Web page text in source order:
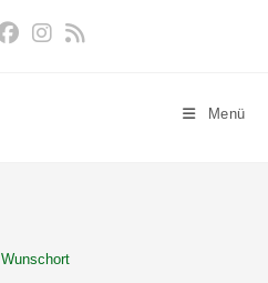
Menü
Wunschort